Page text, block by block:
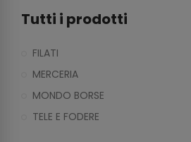
Tutti i prodotti
FILATI
MERCERIA
MONDO BORSE
TELE E FODERE